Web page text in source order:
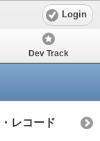
Login
Dev Track
レコード